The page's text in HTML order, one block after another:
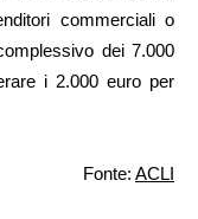
commerciali o
dei 7.000
i 2.000 euro per
Fonte: ACLI